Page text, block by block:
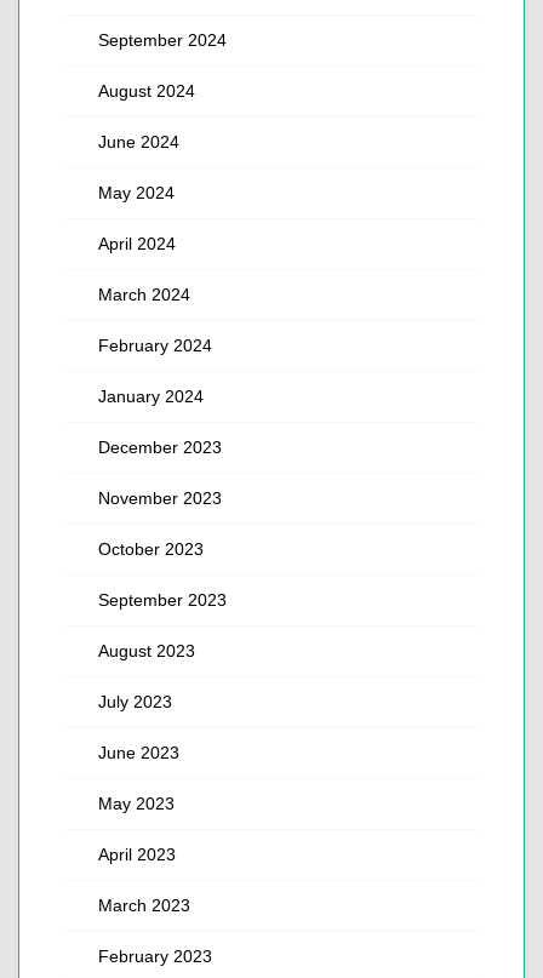
September 2024
August 2024
June 2024
May 2024
April 2024
March 2024
February 2024
January 2024
December 2023
November 2023
October 2023
September 2023
August 2023
July 2023
June 2023
May 2023
April 2023
March 2023
February 2023